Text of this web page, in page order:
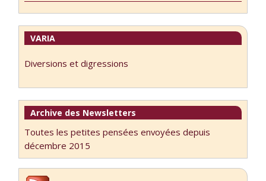
VARIA
Diversions et digressions
Archive des Newsletters
Toutes les petites pensées envoyées depuis
décembre 2015